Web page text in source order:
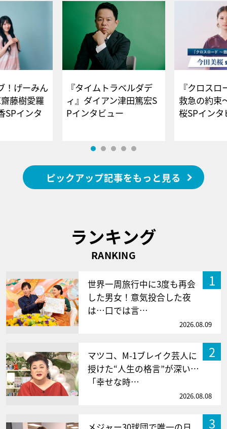
！げーみん
藤樹愛羅
SPインタ
『タイムトラベルダデ
ィ』ダイアン津田篤宏S
Pインタビュー
『クロス
救急の約束
桜SPイ
ピックアップ記事をもっと見る
ランキング
RANKING
1
世界一周旅行中に3度も再会
した男女！意気投合した夜
は…口では言…
2026.08.09
2
マツコ、M-1ブレイク芸人に
授けた“人生の格言”が深い…
「幸せな時…
2026.08.08
3